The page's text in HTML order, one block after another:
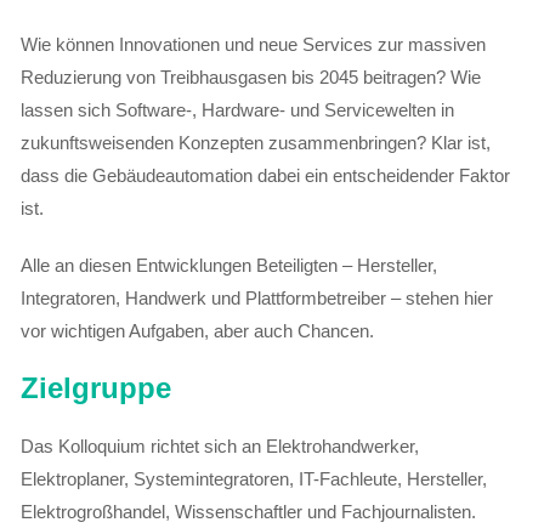
Wie können Innovationen und neue Services zur massiven
Reduzierung von Treibhausgasen bis 2045 beitragen? Wie
lassen sich Software-, Hardware- und Servicewelten in
zukunftsweisenden Konzepten zusammenbringen? Klar ist,
dass die Gebäudeautomation dabei ein entscheidender Faktor
ist.
Alle an diesen Entwicklungen Beteiligten – Hersteller,
Integratoren, Handwerk und Plattformbetreiber – stehen hier
vor wichtigen Aufgaben, aber auch Chancen.
Zielgruppe
Das Kolloquium richtet sich an Elektrohandwerker,
Elektroplaner, Systemintegratoren, IT-Fachleute, Hersteller,
Elektrogroßhandel, Wissenschaftler und Fachjournalisten.